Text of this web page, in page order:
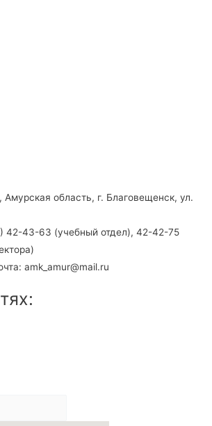
область, г. Благовещенск, ул.
42-43-63 (учебный отдел), 42-42-75
amk_amur@mail.ru